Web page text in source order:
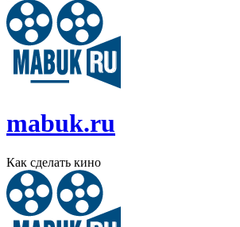
mabuk.ru
Как сделать кино